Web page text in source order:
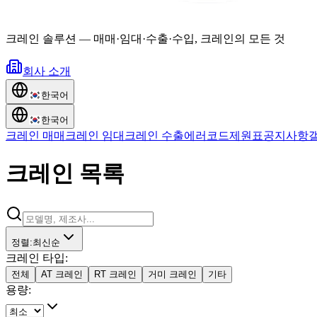
크레인 솔루션 — 매매·임대·수출·수입, 크레인의 모든 것
회사 소개
한국어
한국어
크레인 매매 크레인 임대 크레인 수출에러코드제원표공지사항
크레인 목록
정렬 :최신순
크레인 타입:
전체 AT 크레인 RT 크레인 거미 크레인 기타
용량: